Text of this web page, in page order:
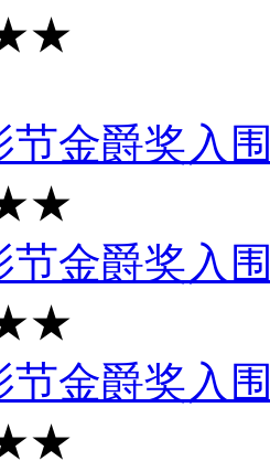
节金爵奖入
节金爵奖入
节金爵奖入